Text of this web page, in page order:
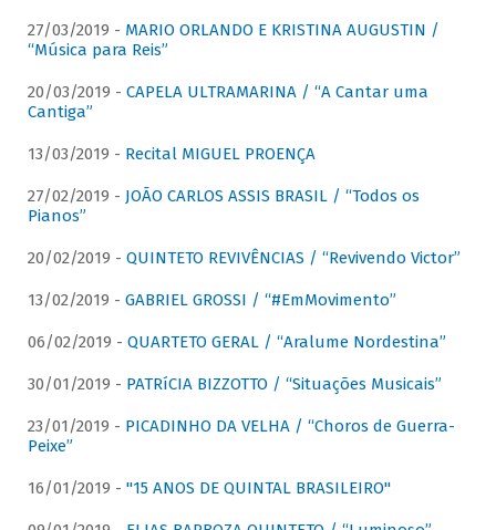
27/03/2019 - MARIO ORLANDO E KRISTINA AUGUSTIN /
“Música para Reis”
20/03/2019 - CAPELA ULTRAMARINA / “A Cantar uma
Cantiga”
13/03/2019 - Recital MIGUEL PROENÇA
27/02/2019 - JOÃO CARLOS ASSIS BRASIL / “Todos os
Pianos”
20/02/2019 - QUINTETO REVIVÊNCIAS / “Revivendo Victor”
13/02/2019 - GABRIEL GROSSI / “#EmMovimento”
06/02/2019 - QUARTETO GERAL / “Aralume Nordestina”
30/01/2019 - PATRíCIA BIZZOTTO / “Situações Musicais”
23/01/2019 - PICADINHO DA VELHA / “Choros de Guerra-
Peixe”
16/01/2019 - "15 ANOS DE QUINTAL BRASILEIRO"